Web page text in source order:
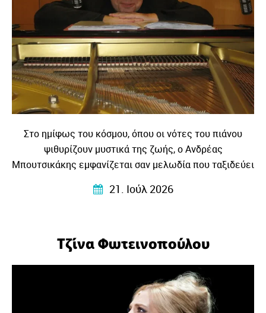
Στο ημίφως του κόσμου, όπου οι νότες του πιάνου
ψιθυρίζουν μυστικά της ζωής, ο Ανδρέας
Μπουτσικάκης εμφανίζεται σαν μελωδία που ταξιδεύει
σε κόσμους και πολιτισμούς.
21. Ιούλ 2026
Τζίνα Φωτεινοπούλου